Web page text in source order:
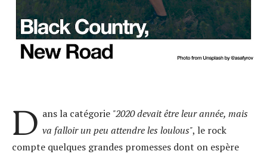
D ans la catégorie "2020 devait être leur année, mais
va falloir un peu attendre les loulous", le rock
compte quelques grandes promesses dont on espère